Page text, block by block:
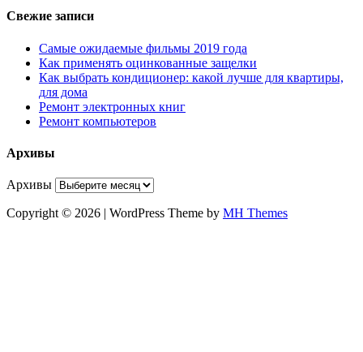
Свежие записи
Самые ожидаемые фильмы 2019 года
Как применять оцинкованные защелки
Как выбрать кондиционер: какой лучше для квартиры,
для дома
Ремонт электронных книг
Ремонт компьютеров
Архивы
Архивы
Copyright © 2026 | WordPress Theme by MH Themes